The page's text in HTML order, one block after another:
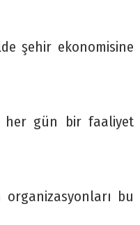
şehir ekonomisine
her gün bir faaliyet
organizasyonları bu